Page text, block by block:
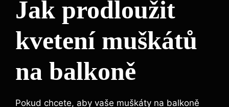
Jak prodloužit
kvetení muškátů
na balkoně
Pokud chcete, aby vaše muškáty na balkoně